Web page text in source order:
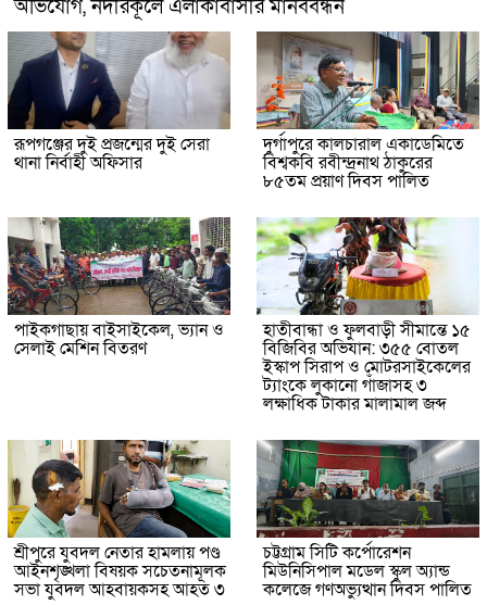
অভিযোগ, নদীরকূলে এলাকাবাসীর মানববন্ধন
রূপগঞ্জের দুই প্রজন্মের দুই সেরা
থানা নির্বাহী অফিসার
দুর্গাপুরে কালচারাল একাডেমিতে
বিশ্বকবি রবীন্দ্রনাথ ঠাকুরের
৮৫তম প্রয়াণ দিবস পালিত
পাইকগাছায় বাইসাইকেল, ভ্যান ও
সেলাই মেশিন বিতরণ
হাতীবান্ধা ও ফুলবাড়ী সীমান্তে ১৫
বিজিবির অভিযান: ৩৫৫ বোতল
ইস্কাপ সিরাপ ও মোটরসাইকেলের
ট্যাংকে লুকানো গাঁজাসহ ৩
লক্ষাধিক টাকার মালামাল জব্দ
শ্রীপুরে যুবদল নেতার হামলায় পণ্ড
আইনশৃঙ্খলা বিষয়ক সচেতনামূলক
সভা যুবদল আহবায়কসহ আহত ৩
চট্টগ্রাম সিটি কর্পোরেশন
মিউনিসিপাল মডেল স্কুল অ্যান্ড
কলেজে গণঅভ্যুত্থান দিবস পালিত